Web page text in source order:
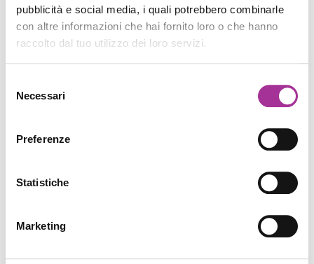
pubblicità e social media, i quali potrebbero combinarle
con altre informazioni che hai fornito loro o che hanno
raccolto dal tuo utilizzo dei loro servizi.
delNecessari
Preferenze
Statistiche
Marketing